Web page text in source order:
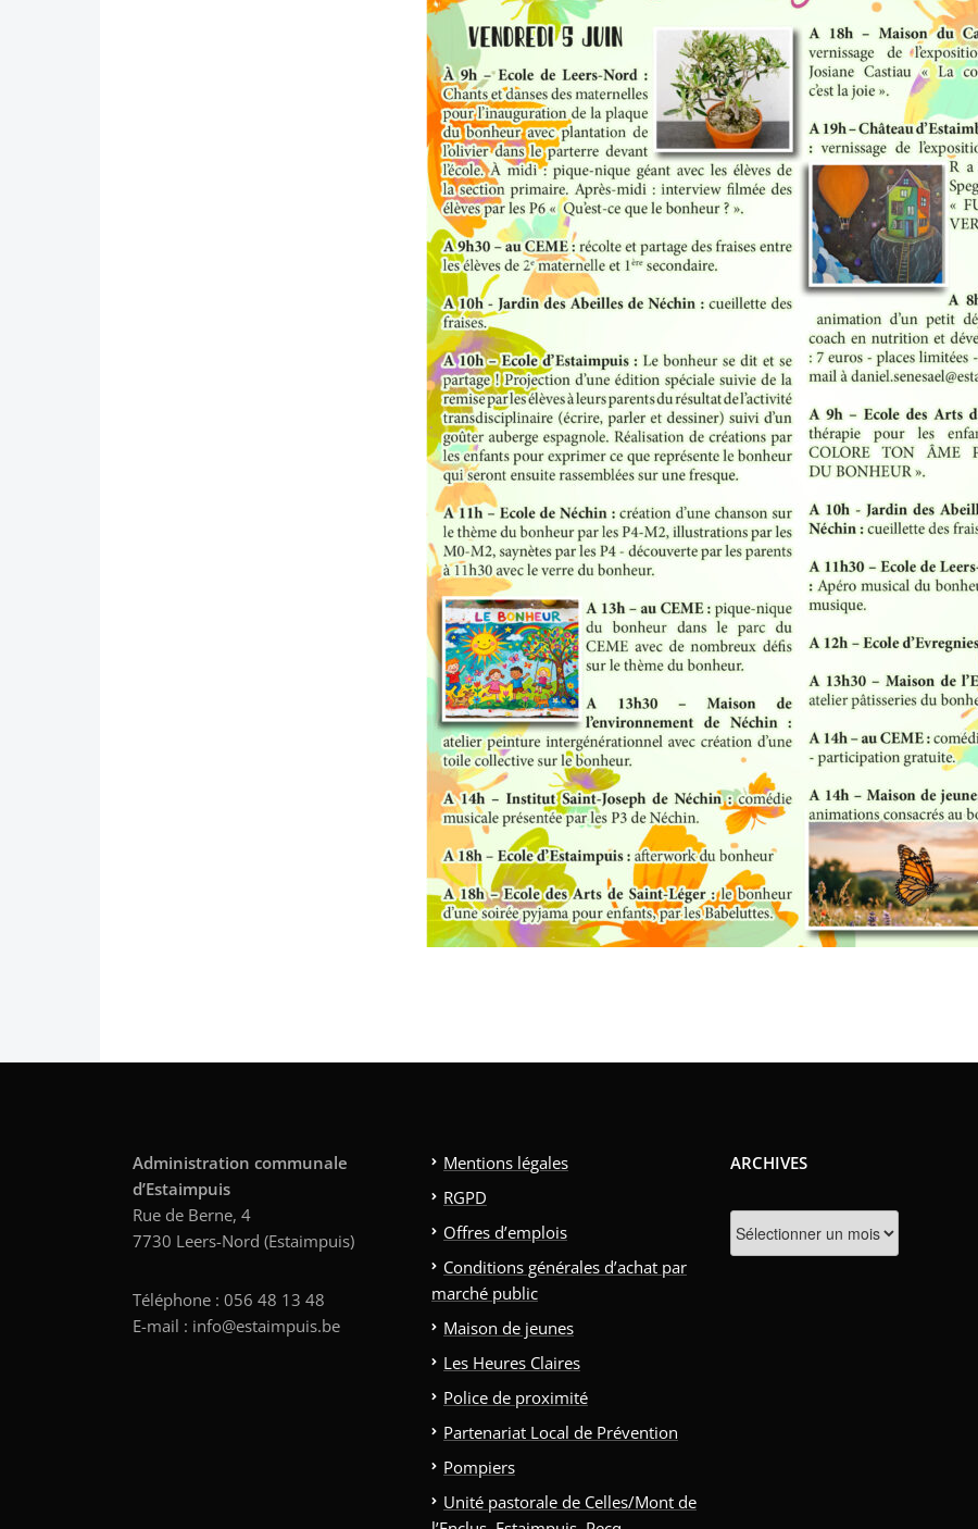
Administration communale
d’Estaimpuis
Rue de Berne, 4
7730 Leers-Nord (Estaimpuis)
Téléphone : 056 48 13 48
E-mail : info@estaimpuis.be
Mentions légales
RGPD
Offres d’emplois
Conditions générales d’achat par
marché public
Maison de jeunes
Les Heures Claires
Police de proximité
Partenariat Local de Prévention
Pompiers
Unité pastorale de Celles/Mont de
ARCHIVES